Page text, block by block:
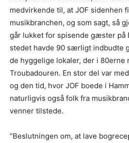
medvirkende til, at JOF sidenhen
musikbranchen, og som sagt, så
går lukket for spisende gæster på
stedet havde 90 særligt indbudte
de hyggelige lokaler, der i 80erne
Troubadouren. En stor del var
og den tid, hvor JOF boede i
naturligvis også folk fra
venner tilstede.
“Beslutningen om, at lave